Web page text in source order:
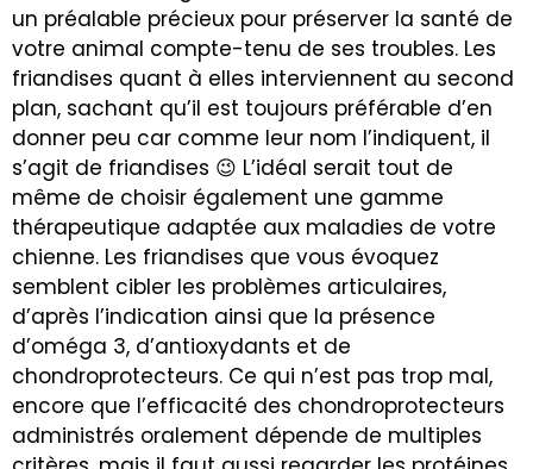
un préalable précieux pour préserver la santé de
votre animal compte-tenu de ses troubles. Les
friandises quant à elles interviennent au second
plan, sachant qu’il est toujours préférable d’en
donner peu car comme leur nom l’indiquent, il
s’agit de friandises 😉 L’idéal serait tout de
même de choisir également une gamme
thérapeutique adaptée aux maladies de votre
chienne. Les friandises que vous évoquez
semblent cibler les problèmes articulaires,
d’après l’indication ainsi que la présence
d’oméga 3, d’antioxydants et de
chondroprotecteurs. Ce qui n’est pas trop mal,
encore que l’efficacité des chondroprotecteurs
administrés oralement dépende de multiples